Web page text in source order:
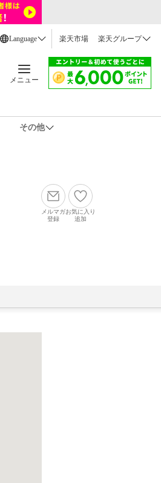
Language 楽天市場 楽天グループ
メニュー
その他
メルマガ
登録
お気に入り
追加